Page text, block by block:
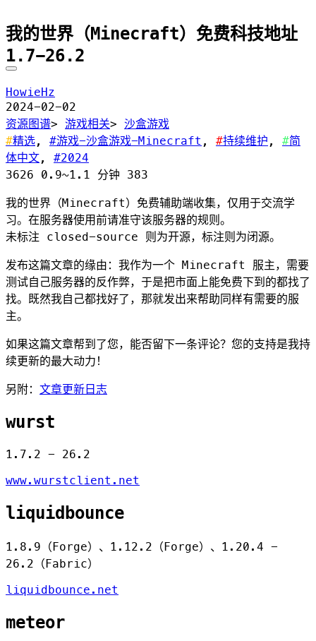
我的世界（Minecraft）免费科技地址
1.7-26.2
HowieHz
2024-02-02
资源图谱> 游戏相关> 沙盒游戏
精选, 游戏-沙盒游戏-Minecraft , 持续维护,
简
体中文,
2024
3626 0.9~1.1 分钟 383
我的世界（Minecraft）免费辅助端收集，仅用于交流学
习。在服务器使用前请准守该服务器的规则。
未标注 closed-source 则为开源，标注则为闭源。
发布这篇文章的缘由：我作为一个 Minecraft 服主，需要
测试自己服务器的反作弊，于是把市面上能免费下到的都找了
找。既然我自己都找好了，那就发出来帮助同样有需要的服
主。
如果这篇文章帮到了您，能否留下一条评论？您的支持是我持
续更新的最大动力！
另附： 文章更新日志
wurst
1.7.2 - 26.2
www.wurstclient.net
liquidbounce
1.8.9（Forge）、1.12.2（Forge）、1.20.4 -
26.2（Fabric）
liquidbounce.net
meteor